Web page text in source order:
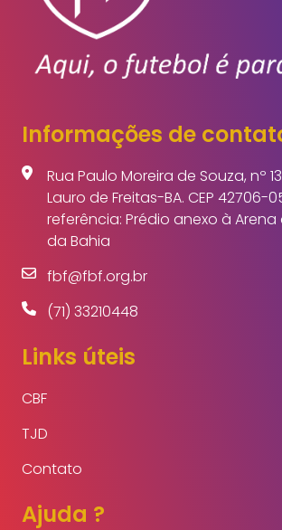
Informações de
Rua Paulo Moreira de Souza, nº
Lauro de Freitas-BA. CEP 42706-
referência: Prédio anexo à Arena
da Bahia
fbf@fbf.org.br
(71) 33210448
Links úteis
CBF
TJD
Contato
Ajuda ?